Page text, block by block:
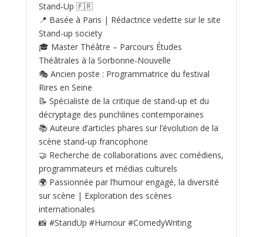
Stand‑Up 🇫🇷
📍 Basée à Paris | Rédactrice vedette sur le site
Stand-up society
🎓 Master Théâtre – Parcours Études
Théâtrales à la Sorbonne‑Nouvelle
🎭 Ancien poste : Programmatrice du festival
Rires en Seine
📝 Spécialiste de la critique de stand‑up et du
décryptage des punchlines contemporaines
📚 Auteure d’articles phares sur l’évolution de la
scène stand‑up francophone
🤝 Recherche de collaborations avec comédiens,
programmateurs et médias culturels
🌍 Passionnée par l’humour engagé, la diversité
sur scène | Exploration des scènes
internationales
📸 #StandUp #Humour #ComedyWriting